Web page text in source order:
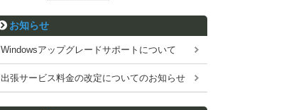
お知らせ
Windowsアップグレードサポートについて
出張サービス料金の改定についてのお知らせ